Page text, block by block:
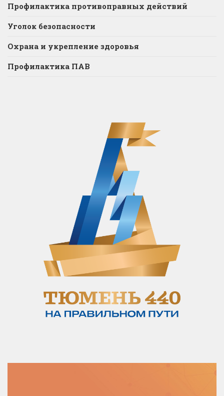
Профилактика противоправных действий
Уголок безопасности
Охрана и укрепление здоровья
Профилактика ПАВ